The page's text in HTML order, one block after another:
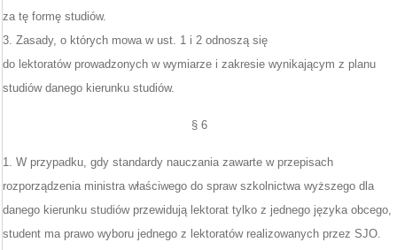
za tę formę studiów.
3. Zasady, o których mowa w ust. 1 i 2 odnoszą się
do lektoratów prowadzonych w wymiarze i zakresie wynikającym z planu
studiów danego kierunku studiów.
§ 6
1. W przypadku, gdy standardy nauczania zawarte w przepisach
rozporządzenia ministra właściwego do spraw szkolnictwa wyższego dla
danego kierunku studiów przewidują lektorat tylko z jednego języka obcego,
student ma prawo wyboru jednego z lektoratów realizowanych przez SJO.